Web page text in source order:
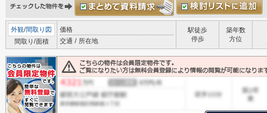
外観/間取り図
間取り/面積
価格
交通 / 所在地
駅徒歩
停歩
築年数
方位